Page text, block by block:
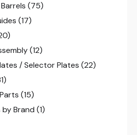
(75)
(17)
(12)
/ Selector Plates (22)
(15)
by Brand (1)